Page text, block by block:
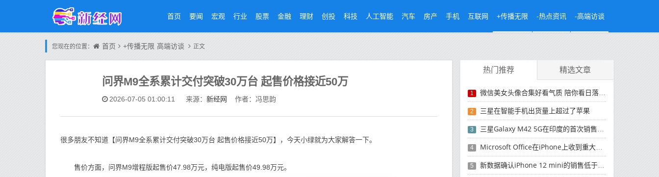
首页 要闻 宏观 行业 股票 金融 理财 创投 科技 人工智能 汽车 房产 手机 互联网 +传播无限 -热点资讯 -高端访谈
您现在的位置： 首页 +传播无限 高端访谈 正文
问界M9全系累计交付突破30万台 起售价格接近50万
2026-07-05 01:00:11 来源： 新经网 作者：冯思韵
很多朋友不知道【问界M9全系累计交付突破30万台 起售价格接近50万】，今天小绿就为大家解答一下。
售价方面，问界M9增程版起售价47.98万元，纯电版起售价49.98万元。
热门推荐 精选文章
1 微信美女头像合集好看气质 陪你看日落的人比日落更浪漫
2 三星在智能手机出货量上超过了苹果
3 三星Galaxy M42 5G在印度的首次销售将于今晚开始
4 Microsoft Office在iPhone上收到重大更新
5 新数据确认iPhone 12 mini的销售低于预期